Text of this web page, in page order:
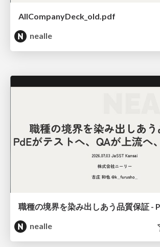
AllCompanyDeck_old.pdf
nealle
nealle